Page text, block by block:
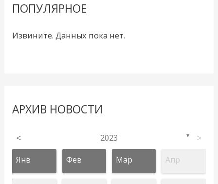
ПОПУЛЯРНОЕ
Извините. Данных пока нет.
АРХИВ НОВОСТИ
< 2023 ▼ >
Янв Фев Мар Апр